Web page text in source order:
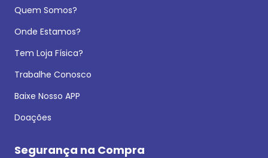
Quem Somos?
Onde Estamos?
Tem Loja Física?
Trabalhe Conosco
Baixe Nosso APP
Doações
Segurança na Compra